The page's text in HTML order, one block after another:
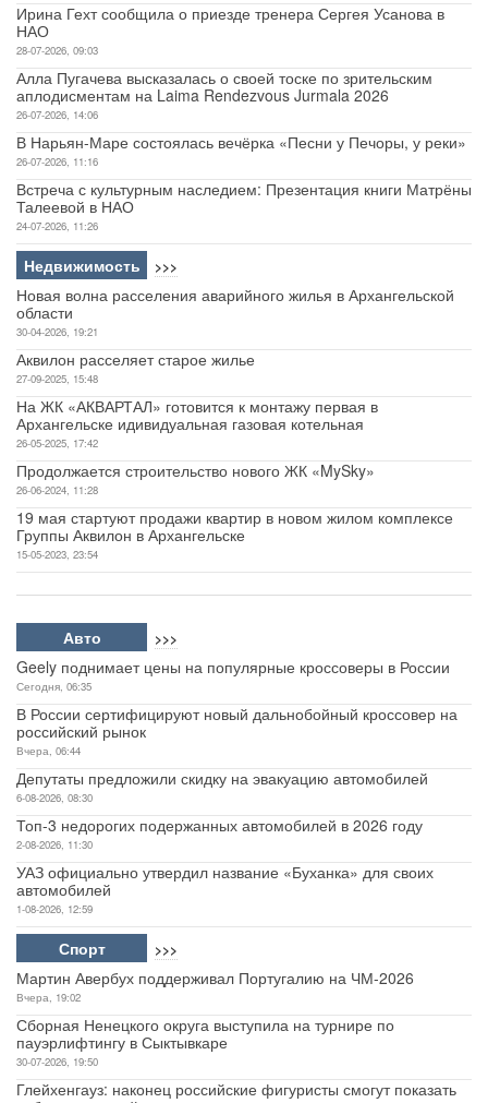
Ирина Гехт сообщила о приезде тренера Сергея Усанова в
НАО
28-07-2026, 09:03
Алла Пугачева высказалась о своей тоске по зрительским
аплодисментам на Laima Rendezvous Jurmala 2026
26-07-2026, 14:06
В Нарьян-Маре состоялась вечёрка «Песни у Печоры, у реки»
26-07-2026, 11:16
Встреча с культурным наследием: Презентация книги Матрёны
Талеевой в НАО
24-07-2026, 11:26
Недвижимость >>>
Новая волна расселения аварийного жилья в Архангельской
области
30-04-2026, 19:21
Аквилон расселяет старое жилье
27-09-2025, 15:48
На ЖК «АКВАРТАЛ» готовится к монтажу первая в
Архангельске идивидуальная газовая котельная
26-05-2025, 17:42
Продолжается строительство нового ЖК «MySky»
26-06-2024, 11:28
19 мая стартуют продажи квартир в новом жилом комплексе
Группы Аквилон в Архангельске
15-05-2023, 23:54
Авто >>>
Geely поднимает цены на популярные кроссоверы в России
Сегодня, 06:35
В России сертифицируют новый дальнобойный кроссовер на
российский рынок
Вчера, 06:44
Депутаты предложили скидку на эвакуацию автомобилей
6-08-2026, 08:30
Топ-3 недорогих подержанных автомобилей в 2026 году
2-08-2026, 11:30
УАЗ официально утвердил название «Буханка» для своих
автомобилей
1-08-2026, 12:59
Спорт >>>
Мартин Авербух поддерживал Португалию на ЧМ-2026
Вчера, 19:02
Сборная Ненецкого округа выступила на турнире по
пауэрлифтингу в Сыктывкаре
30-07-2026, 19:50
Глейхенгауз: наконец российские фигуристы смогут показать